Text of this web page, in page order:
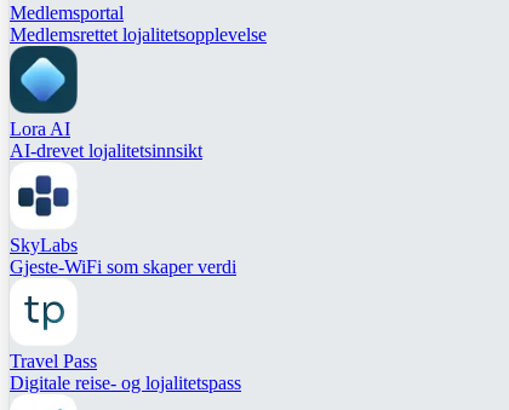
Medlemsportal
Medlemsrettet lojalitetsopplevelse
Lora AI
AI-drevet lojalitetsinnsikt
SkyLabs
Gjeste-WiFi som skaper verdi
Travel Pass
Digitale reise- og lojalitetspass